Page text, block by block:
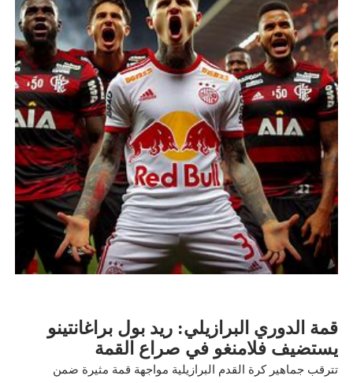
قمة الدوري البرازيلي: ريد بول براغانتينو
يستضيف فلامنغو في صراع القمة
تترقب جماهير كرة القدم البرازيلية مواجهة قمة مثيرة ضمن